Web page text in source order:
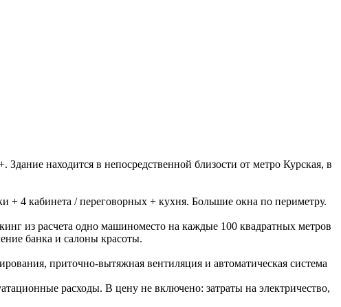
находится в непосредственной близости от метро Курская, в
4 кабинета / переговорных + кухня. Большие окна по периметру.
из расчета одно машиноместо на каждые 100 квадратных метров
банка и салоны красоты.
приточно-вытяжная вентиляция и автоматическая система
расходы. В цену не включено: затраты на электричество,